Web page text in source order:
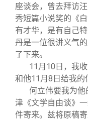
座谈会，曾去拜访
秀短篇小说奖的《
有才华，是有自己
丹是一位很讲义气
了下来。
11 月10日，我
和他11月8日给我的
何立伟要我为他
津《文学自由谈》
件寄来。兹将原稿